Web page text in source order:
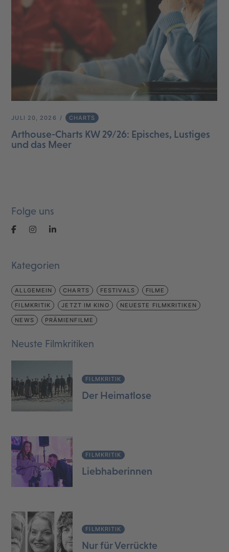
JULI 20, 2026 CHARTS
Arthouse-Charts KW 29/26: Episches, Lustiges
und das Meer
Folge uns
Kategorien
ALLGEMEIN CHARTS FESTIVALS FILME
FILMKRITIK JETZT IM KINO NEUESTE FILMKRITIKEN
NEWS PRÄMIENFILME
Neuste Filmkritiken
FILMKRITIK
Der Heimatlose
FILMKRITIK
Liebhaberinnen
FILMKRITIK
Nur für Verrückte